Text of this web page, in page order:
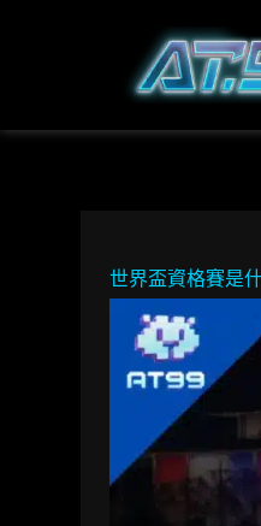
世界盃資格賽是